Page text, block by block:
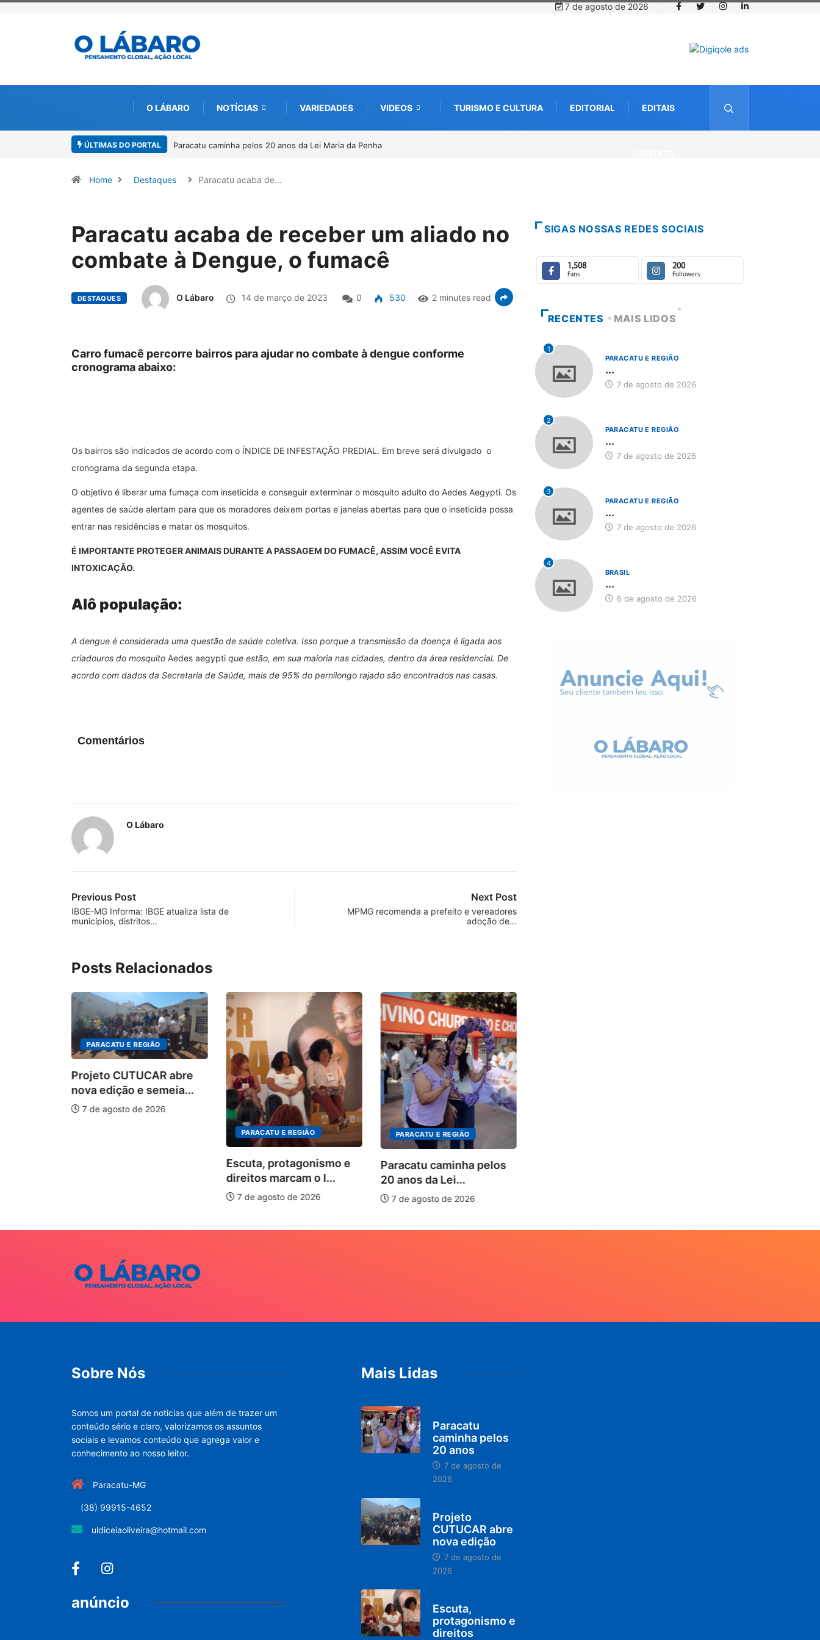
7 de agosto de 2026
O LÁBARO NOTÍCIAS VARIEDADES VIDEOS TURISMO E CULTURA EDITORIAL EDITAIS
ÚLTIMAS DO PORTALParacatu caminha pelos 20 anos da Lei Maria da PenhaProjeto CUTUCAR abre nova edição e semeia o futuro
Home Destaques Paracatu acaba de…
Paracatu acaba de receber um aliado no
combate à Dengue, o fumacê
DESTAQUES O Lábaro 14 de março de 2023 0 530 2 minutes read
Carro fumacê percorre bairros para ajudar no combate à dengue conforme
cronograma abaixo:
Os bairros são indicados de acordo com o ÍNDICE DE INFESTAÇÃO PREDIAL. Em breve será divulgado o
cronograma da segunda etapa.
O objetivo é liberar uma fumaça com inseticida e conseguir exterminar o mosquito adulto do Aedes Aegypti. Os
agentes de saúde alertam para que os moradores deixem portas e janelas abertas para que o inseticida possa
entrar nas residências e matar os mosquitos.
É IMPORTANTE PROTEGER ANIMAIS DURANTE A PASSAGEM DO FUMACÊ, ASSIM VOCÊ EVITA
INTOXICAÇÃO.
Alô população:
A dengue é considerada uma questão de saúde coletiva. Isso porque a transmissão da doença é ligada aos
criadouros do mosquito Aedes aegypti que estão, em sua maioria nas cidades, dentro da área residencial. De
acordo com dados da Secretaria de Saúde, mais de 95% do pernilongo rajado são encontrados nas casas.
Comentários
O Lábaro
Previous Post
IBGE-MG Informa: IBGE atualiza lista de
municípios, distritos…
Next Post
MPMG recomenda a prefeito e vereadores
adoção de…
Posts Relacionados
PARACATU E REGIÃO
Projeto CUTUCAR abre
nova edição e semeia...
7 de agosto de 2026
PARACATU E REGIÃO
Escuta, protagonismo e
direitos marcam o I...
7 de agosto de 2026
PARACATU E REGIÃO
Paracatu caminha pelos
20 anos da Lei...
7 de agosto de 2026
SIGAS NOSSAS REDES SOCIAIS
1,508
Fans
200
Followers
RECENTES MAIS LIDOS
1
PARACATU E REGIÃO
...
7 de agosto de 2026
2
PARACATU E REGIÃO
...
7 de agosto de 2026
3
PARACATU E REGIÃO
...
7 de agosto de 2026
4
BRASIL
...
6 de agosto de 2026
Sobre Nós
Somos um portal de noticias que além de trazer um
conteúdo sério e claro, valorizamos os assuntos
sociais e levamos conteúdo que agrega valor e
conhecimento ao nosso leitor.
Paracatu-MG
(38) 99915-4652
uldiceiaoliveira@hotmail.com
anúncio
Mais Lidas
Paracatu
caminha pelos
20 anos
7 de agosto de
2026
Projeto
CUTUCAR abre
nova edição
7 de agosto de
2026
Escuta,
protagonismo e
direitos